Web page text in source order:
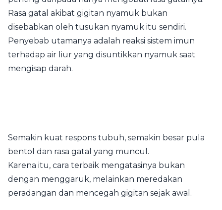
Rasa gatal akibat gigitan nyamuk bukan
disebabkan oleh tusukan nyamuk itu sendiri.
Penyebab utamanya adalah reaksi sistem imun
terhadap air liur yang disuntikkan nyamuk saat
mengisap darah.
Semakin kuat respons tubuh, semakin besar pula
bentol dan rasa gatal yang muncul.
Karena itu, cara terbaik mengatasinya bukan
dengan menggaruk, melainkan meredakan
peradangan dan mencegah gigitan sejak awal.